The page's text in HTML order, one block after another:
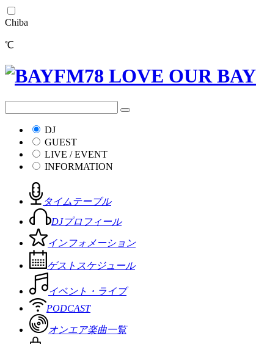
Chiba
℃
DJ
GUEST
LIVE / EVENT
INFORMATION
タイムテーブル
DJプロフィール
インフォメーション
ゲストスケジュール
イベント・ライブ
PODCAST
オンエア楽曲一覧